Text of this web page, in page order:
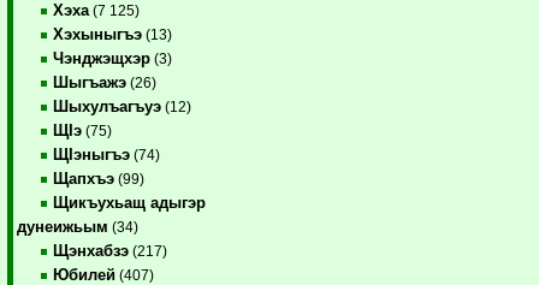
Хэха (7 125)
Хэхыныгъэ (13)
Чэнджэщхэр (3)
Шыгъажэ (26)
Шыхулъагъуэ (12)
ЩIэ (75)
ЩIэныгъэ (74)
Щапхъэ (99)
Щикъухьащ адыгэр
дунеижьым (34)
Щэнхабзэ (217)
Юбилей (407)